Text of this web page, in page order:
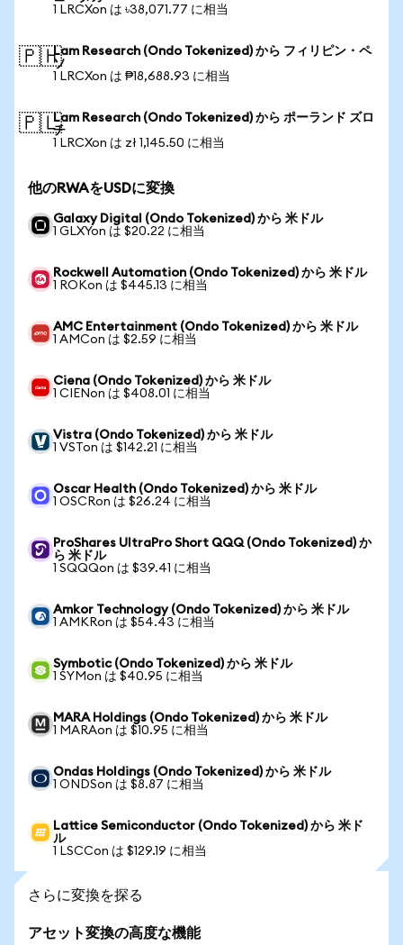
1 LRCXon は ৳38,071.77 に相当
🇵🇭Lam Research (Ondo Tokenized) から フィリピン・ペ
ソ
1 LRCXon は ₱18,688.93 に相当
🇵🇱Lam Research (Ondo Tokenized) から ポーランド ズロ
チ
1 LRCXon は zł 1,145.50 に相当
他のRWAをUSDに変換
Galaxy Digital (Ondo Tokenized) から 米ドル
1 GLXYon は $20.22 に相当
Rockwell Automation (Ondo Tokenized) から 米ドル
1 ROKon は $445.13 に相当
AMC Entertainment (Ondo Tokenized) から 米ドル
1 AMCon は $2.59 に相当
Ciena (Ondo Tokenized) から 米ドル
1 CIENon は $408.01 に相当
Vistra (Ondo Tokenized) から 米ドル
1 VSTon は $142.21 に相当
Oscar Health (Ondo Tokenized) から 米ドル
1 OSCRon は $26.24 に相当
ProShares UltraPro Short QQQ (Ondo Tokenized) か
ら 米ドル
1 SQQQon は $39.41 に相当
Amkor Technology (Ondo Tokenized) から 米ドル
1 AMKRon は $54.43 に相当
Symbotic (Ondo Tokenized) から 米ドル
1 SYMon は $40.95 に相当
MARA Holdings (Ondo Tokenized) から 米ドル
1 MARAon は $10.95 に相当
Ondas Holdings (Ondo Tokenized) から 米ドル
1 ONDSon は $8.87 に相当
Lattice Semiconductor (Ondo Tokenized) から 米ド
ル
1 LSCCon は $129.19 に相当
さらに変換を探る
アセット変換の高度な機能